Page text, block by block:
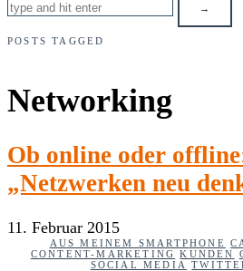
POSTS TAGGED
Networking
Ob online oder
„Netzwerken neu
11. Februar 2015
AUS MEINEM SMARTPHONE
CONTENT-MARKETING
KUNDEN
SOCIAL MEDIA